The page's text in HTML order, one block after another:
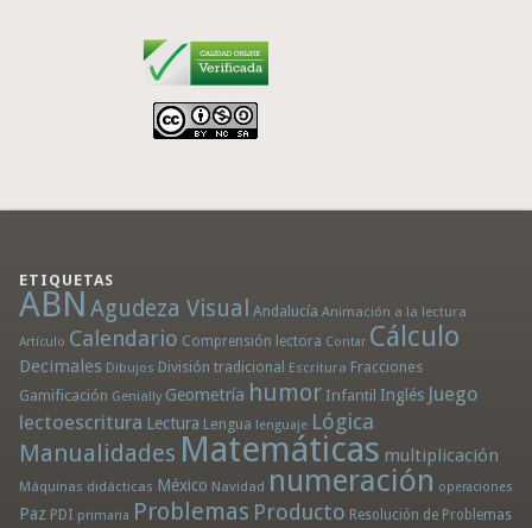
ETIQUETAS
ABN Agudeza Visual Andalucía Animación a la lectura
Artículo Calendario Comprensión lectora Contar Cálculo
Decimales Dibujos División tradicional Escritura Fracciones
Gamificación Genially Geometría humor Infantil Inglés Juego
lectoescritura Lectura Lengua lenguaje Lógica
Manualidades Matemáticas multiplicación
Máquinas didácticas México Navidad numeración operaciones
Paz PDI primaria Problemas Producto Resolución de Problemas